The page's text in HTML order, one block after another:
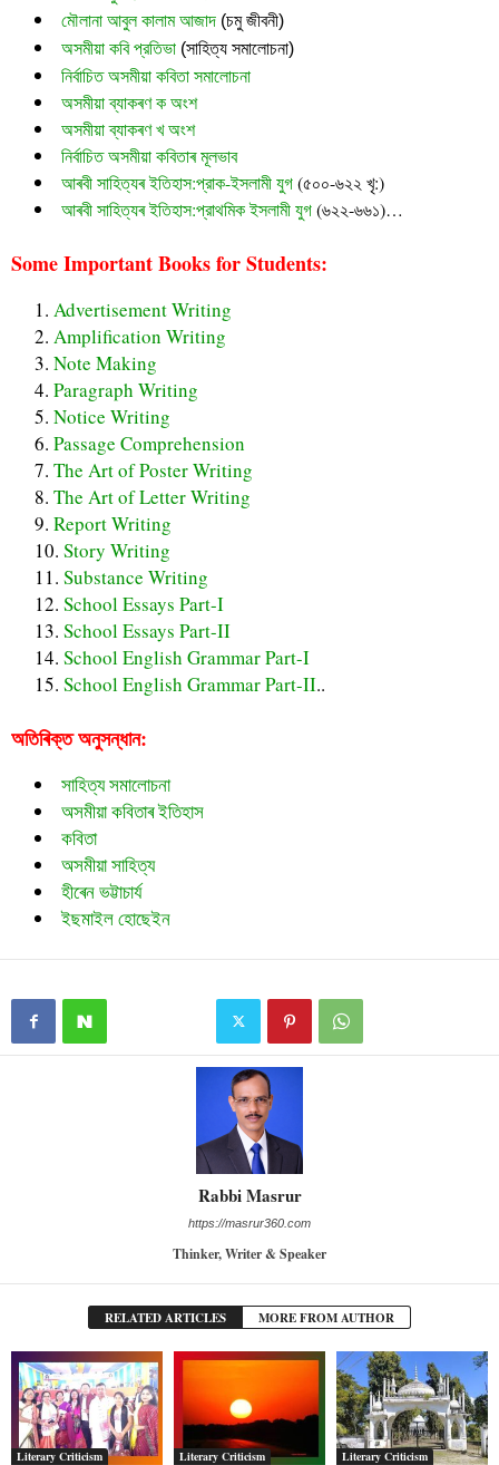
মৌলানা আবুল কালাম আজাদ (চমু জীবনী)
অসমীয়া কবি প্রতিভা (সাহিত্য সমালোচনা)
নির্বাচিত অসমীয়া কবিতা সমালোচনা
অসমীয়া ব্যাকৰণ ক অংশ
অসমীয়া ব্যাকৰণ খ অংশ
নির্বাচিত অসমীয়া কবিতাৰ মূলভাব
আৰবী সাহিত্যৰ ইতিহাস:প্রাক-ইসলামী যুগ(৫০০-৬২২ খৃ:)
আৰবী সাহিত্যৰ ইতিহাস:প্রাথমিক ইসলামী যুগ(৬২২-৬৬১)…
Some Important Books for Students:
Advertisement Writing
Amplification Writing
Note Making
Paragraph Writing
Notice Writing
Passage Comprehension
The Art of Poster Writing
The Art of Letter Writing
Report Writing
Story Writing
Substance Writing
School Essays Part-I
School Essays Part-II
School English Grammar Part-I
School English Grammar Part-II..
অতিৰিক্ত অনুসন্ধান:
সাহিত্য সমালোচনা
অসমীয়া কবিতাৰ ইতিহাস
কবিতা
অসমীয়া সাহিত্য
হীৰেন ভট্টাচার্য
ইছমাইল হোছেইন
Rabbi Masrur
https://masrur360.com
Thinker, Writer & Speaker
RELATED ARTICLES MORE FROM AUTHOR
Literary Criticism Literary Criticism Literary Criticism